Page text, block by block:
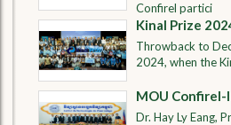
Confirel partici
Kinal Prize
Throwback to
2024, when the
MOU Confirel-
Dr. Hay Ly Eang,